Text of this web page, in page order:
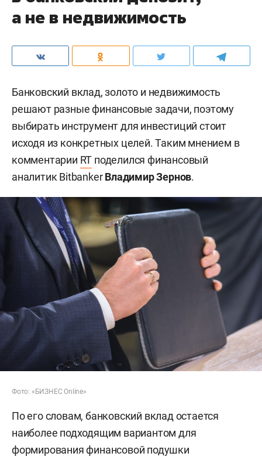
а не в недвижимость
Банковский вклад, золото и недвижимость
решают разные финансовые задачи, поэтому
выбирать инструмент для инвестиций стоит
исходя из конкретных целей. Таким мнением в
комментарии RT поделился финансовый
аналитик BitbankerВладимир Зернов.
Фото: «БИЗНЕС Online»
По его словам, банковский вклад остается
наиболее подходящим вариантом для
формирования финансовой подушки